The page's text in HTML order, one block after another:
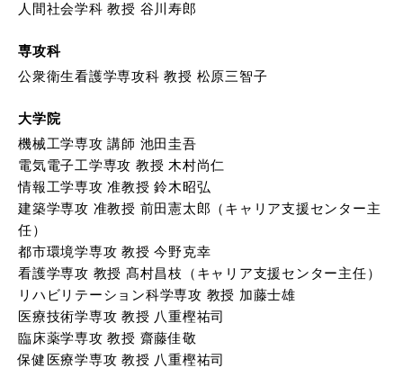
人間社会学科 教授 谷川寿郎
専攻科
公衆衛生看護学専攻科 教授 松原三智子
大学院
機械工学専攻 講師 池田圭吾
電気電子工学専攻 教授 木村尚仁
情報工学専攻 准教授 鈴木昭弘
建築学専攻 准教授 前田憲太郎（キャリア支援センター主
任）
都市環境学専攻 教授 今野克幸
看護学専攻 教授 髙村昌枝（キャリア支援センター主任）
リハビリテーション科学専攻 教授 加藤士雄
医療技術学専攻 教授 八重樫祐司
臨床薬学専攻 教授 齋藤佳敬
保健医療学専攻 教授 八重樫祐司